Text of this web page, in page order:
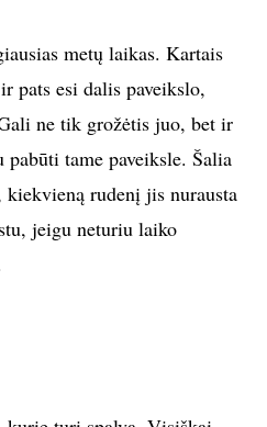
metų laikas. Kartais
pats esi dalis paveikslo,
ne tik grožėtis juo, bet ir
tame paveiksle. Šalia
kiekvieną rudenį jis nurausta
jeigu neturiu laiko